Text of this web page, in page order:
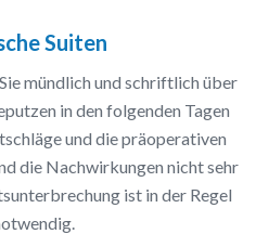
Suiten
mündlich und schriftlich über
in den folgenden Tagen
und die präoperativen
die Nachwirkungen nicht sehr
ist in der Regel